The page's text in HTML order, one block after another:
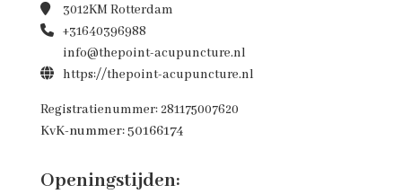
3012KM Rotterdam
+31640396988
info@thepoint-acupuncture.nl
https://thepoint-acupuncture.nl
Registratienummer: 281175007620
KvK-nummer: 50166174
Openingstijden: